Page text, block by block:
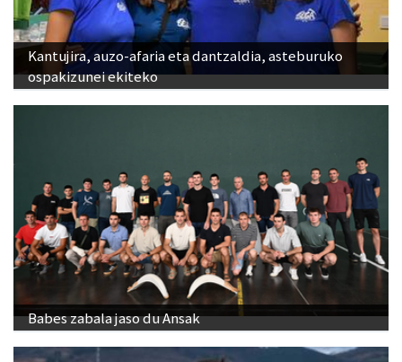
Kantujira, auzo-afaria eta dantzaldia, asteburuko
ospakizunei ekiteko
Babes zabala jaso du Ansak